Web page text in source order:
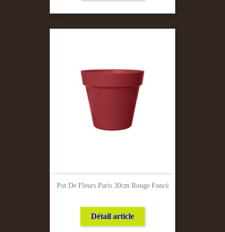
Pot De Fleurs Paris 30cm Rouge Foncé
Détail article